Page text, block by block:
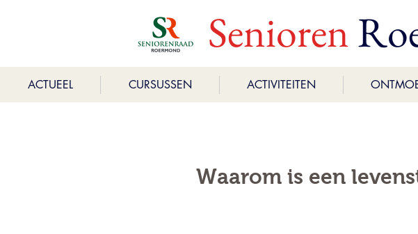
Senioren
ACTUEEL CURSUSSEN ACTIVITEITEN
Waarom is een